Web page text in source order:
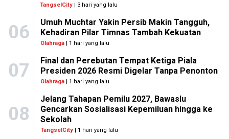
TangselCity | 3 hari yang lalu
06
Umuh Muchtar Yakin Persib Makin Tangguh,
Kehadiran Pilar Timnas Tambah Kekuatan
Olahraga| 1 hari yang lalu
07
Final dan Perebutan Tempat Ketiga Piala
Presiden 2026 Resmi Digelar Tanpa Penonton
Olahraga| 1 hari yang lalu
08
Jelang Tahapan Pemilu 2027, Bawaslu
Gencarkan Sosialisasi Kepemiluan hingga ke
Sekolah
TangselCity| 1 hari yang lalu